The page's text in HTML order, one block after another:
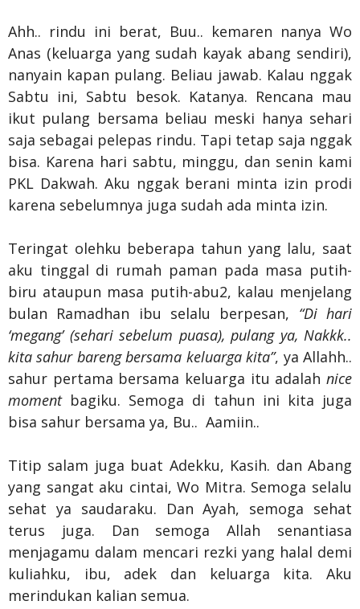
Ahh.. rindu ini berat, Buu.. kemaren nanya Wo
Anas (keluarga yang sudah kayak abang sendiri),
nanyain kapan pulang. Beliau jawab. Kalau nggak
Sabtu ini, Sabtu besok. Katanya. Rencana mau
ikut pulang bersama beliau meski hanya sehari
saja sebagai pelepas rindu. Tapi tetap saja nggak
bisa. Karena hari sabtu, minggu, dan senin kami
PKL Dakwah. Aku nggak berani minta izin prodi
karena sebelumnya juga sudah ada minta izin.
Teringat olehku beberapa tahun yang lalu, saat
aku tinggal di rumah paman pada masa putih-
biru ataupun masa putih-abu2, kalau menjelang
bulan Ramadhan ibu selalu berpesan, “Di hari
‘megang’ (sehari sebelum puasa), pulang ya, Nakkk..
kita sahur bareng bersama keluarga kita”, ya Allahh..
sahur pertama bersama keluarga itu adalah nice
momentbagiku. Semoga di tahun ini kita juga
bisa sahur bersama ya, Bu.. Aamiin..
Titip salam juga buat Adekku, Kasih. dan Abang
yang sangat aku cintai, Wo Mitra. Semoga selalu
sehat ya saudaraku. Dan Ayah, semoga sehat
terus juga. Dan semoga Allah senantiasa
menjagamu dalam mencari rezki yang halal demi
kuliahku, ibu, adek dan keluarga kita. Aku
merindukan kalian semua.